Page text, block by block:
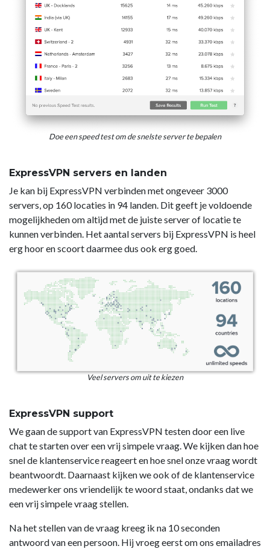
Doe een speed test om de snelste server te bepalen
ExpressVPN servers en landen
Je kan bij ExpressVPN verbinden met ongeveer 3000
servers, op 160 locaties in 94 landen. Dit geeft je voldoende
mogelijkheden om altijd met de juiste server of locatie te
kunnen verbinden. Het aantal servers bij ExpressVPN is heel
erg hoor en scoort daarmee dus ook erg goed.
Veel servers om uit te kiezen
ExpressVPN support
We gaan de support van ExpressVPN testen door een live
chat te starten over een vrij simpele vraag. We kijken dan hoe
snel de klantenservice reageert en hoe snel onze vraag wordt
beantwoordt. Daarnaast kijken we ook of de klantenservice
medewerker ons vriendelijk te woord staat, ondanks dat we
een vrij simpele vraag stellen.
Na het stellen van de vraag kreeg ik na 10 seconden
antwoord van een persoon. Hij vroeg eerst om ons emailadres